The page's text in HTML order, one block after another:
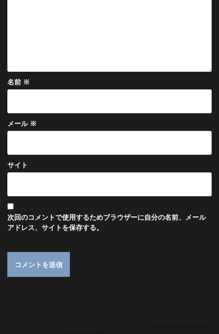
名前 ※
メール ※
サイト
次回のコメントで使用するためブラウザーに自分の名前、メール
アドレス、サイトを保存する。